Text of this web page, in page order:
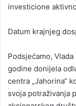
investicione
Datum krajnjeg
Podsjećamo,
godine donijela
centra „Jahorina“
svoja potraživanja